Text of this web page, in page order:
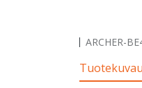
ARCHER-